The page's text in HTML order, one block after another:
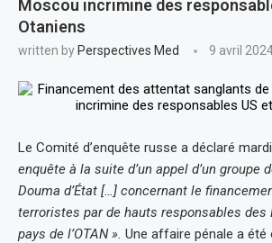
Moscou incrimine des
Otaniens
written by Perspectives Med 9 avril
Le Comité d’enquête russe a déclaré
enquête à la suite d’un appel d’un groupe
Douma d’État […] concernant le
terroristes par de hauts responsables des
pays de l’OTAN ». Une affaire pénale a été